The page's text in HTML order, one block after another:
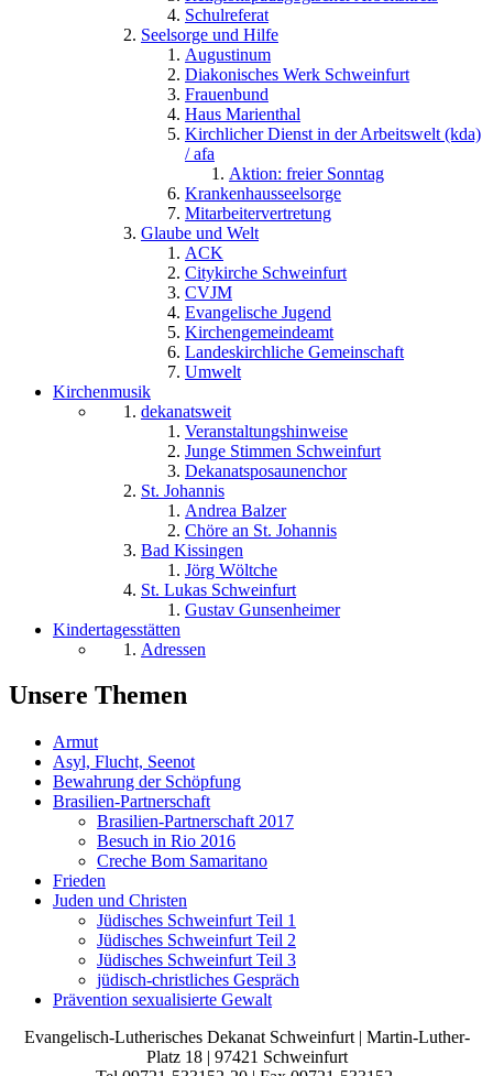
Schulreferat
Seelsorge und Hilfe
Augustinum
Diakonisches Werk Schweinfurt
Frauenbund
Haus Marienthal
Kirchlicher Dienst in der Arbeitswelt (kda)
/ afa
Aktion: freier Sonntag
Krankenhausseelsorge
Mitarbeitervertretung
Glaube und Welt
ACK
Citykirche Schweinfurt
CVJM
Evangelische Jugend
Kirchengemeindeamt
Landeskirchliche Gemeinschaft
Umwelt
Kirchenmusik
dekanatsweit
Veranstaltungshinweise
Junge Stimmen Schweinfurt
Dekanatsposaunenchor
St. Johannis
Andrea Balzer
Chöre an St. Johannis
Bad Kissingen
Jörg Wöltche
St. Lukas Schweinfurt
Gustav Gunsenheimer
Kindertagesstätten
Adressen
Unsere Themen
Armut
Asyl, Flucht, Seenot
Bewahrung der Schöpfung
Brasilien-Partnerschaft
Brasilien-Partnerschaft 2017
Besuch in Rio 2016
Creche Bom Samaritano
Frieden
Juden und Christen
Jüdisches Schweinfurt Teil 1
Jüdisches Schweinfurt Teil 2
Jüdisches Schweinfurt Teil 3
jüdisch-christliches Gespräch
Prävention sexualisierte Gewalt
Evangelisch-Lutherisches Dekanat Schweinfurt | Martin-Luther-
Platz 18 | 97421 Schweinfurt